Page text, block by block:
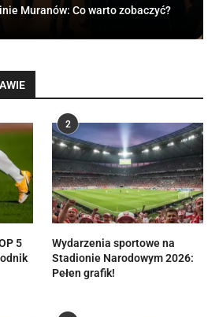
Muranów: Co warto zobaczyć?
5
2
Wydarzenia sportowe na
Stadionie Narodowym 2026:
Pełen grafik!